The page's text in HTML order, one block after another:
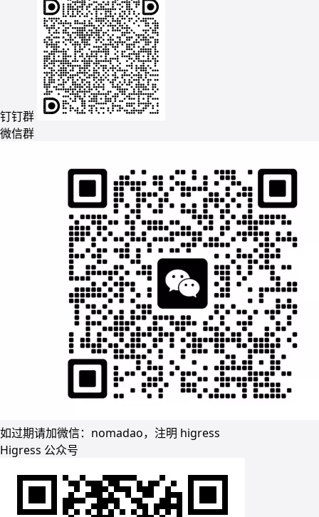
钉钉群
微信群
如过期请加微信：nomadao，注明 higress
Higress 公众号